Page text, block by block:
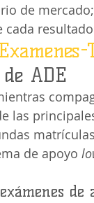
de
cada
Examenes-
ADE
las
de apoyo